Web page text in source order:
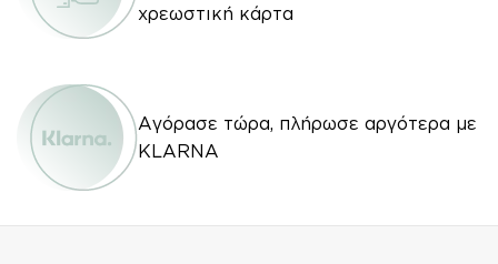
χρεωστική κάρτα
Αγόρασε τώρα, πλήρωσε αργότερα με
KLARNA